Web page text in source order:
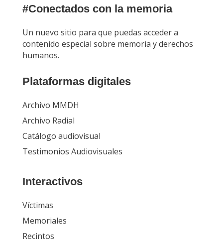
#Conectados con la memoria
Un nuevo sitio para que puedas acceder a
contenido especial sobre memoria y derechos
humanos.
Plataformas digitales
Archivo MMDH
Archivo Radial
Catálogo audiovisual
Testimonios Audiovisuales
Interactivos
Víctimas
Memoriales
Recintos